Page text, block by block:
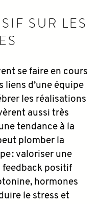
SUR LES
se faire en cours
liens d’une équipe
les réalisations
aussi très
tendance à la
plomber la
: valoriser une
feedback positif
hormones
le stress et